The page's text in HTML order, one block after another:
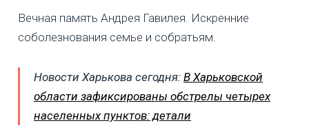
Вечная память Андрея Гавилея. Искренние
соболезнования семье и собратьям.
Новости Харькова сегодня: В Харьковской
области зафиксированы обстрелы четырех
населенных пунктов: детали